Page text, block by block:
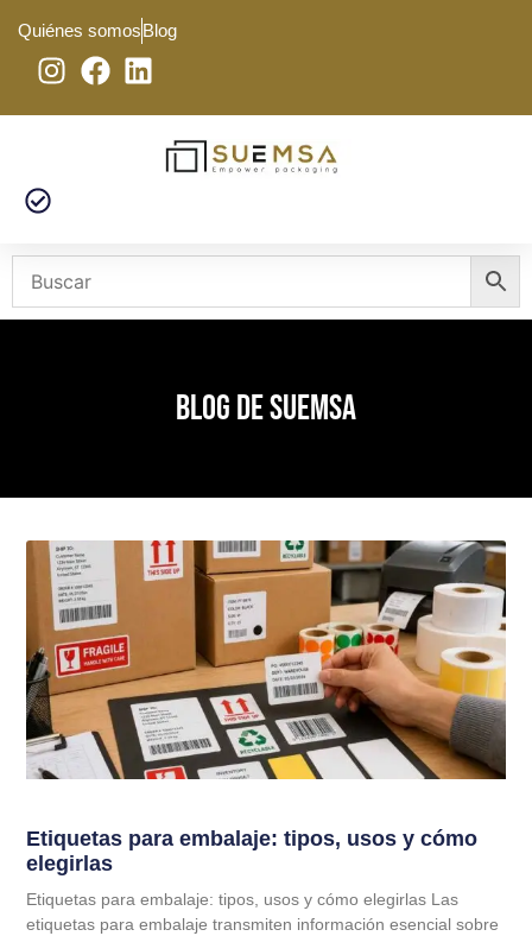
Quiénes somosBlog
BLOG DE SUEMSA
Etiquetas para embalaje: tipos, usos y cómo
elegirlas
Etiquetas para embalaje: tipos, usos y cómo elegirlas Las
etiquetas para embalaje transmiten información esencial sobre